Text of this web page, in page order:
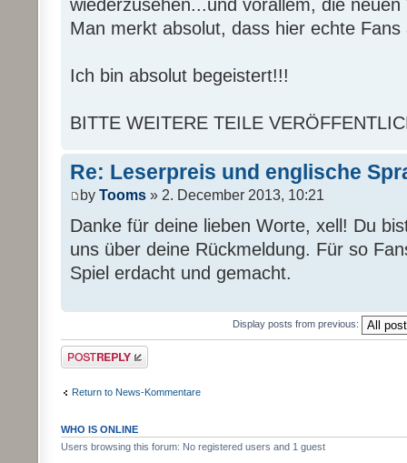
wiederzusehen...und vorallem, die
Man merkt absolut, dass hier echte
Ich bin absolut begeistert!!!
BITTE WEITERE TEILE
Re: Leserpreis und englische
by Tooms » 2. December 2013, 10:21
Danke für deine lieben Worte, xell! Du
uns über deine Rückmeldung. Für so
Spiel erdacht und gemacht.
Display posts from previous:
Post a reply
Return to News-Kommentare
WHO IS ONLINE
Users browsing this forum: No registered users and 1 guest